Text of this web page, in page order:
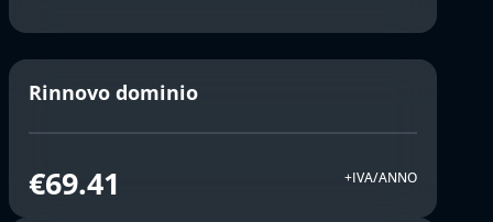
Rinnovo dominio
€69.41 +IVA/ANNO